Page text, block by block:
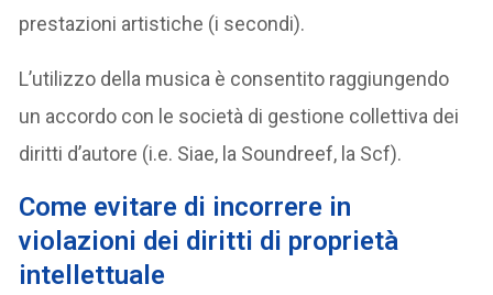
prestazioni artistiche (i secondi).
L’utilizzo della musica è consentito raggiungendo
un accordo con le società di gestione collettiva dei
diritti d’autore (i.e. Siae, la Soundreef, la Scf).
Come evitare di incorrere in
violazioni dei diritti di proprietà
intellettuale